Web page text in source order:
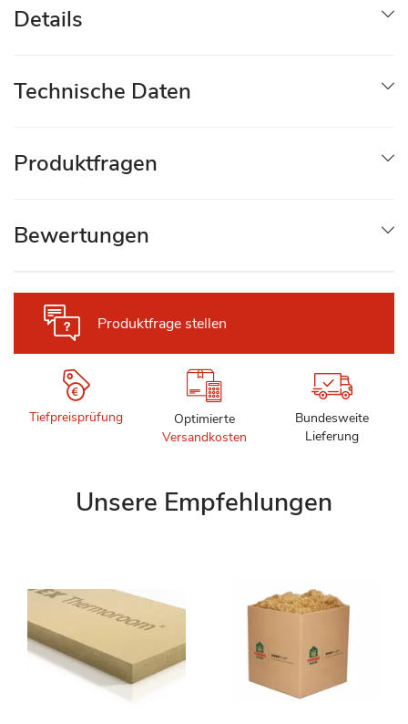
Produktfrage stellen
Tiefpreisprüfung
Optimierte
Versandkosten
Bundesweite
Lieferung
Details
Technische Daten
Produktfragen
Bewertungen
Unsere Empfehlungen